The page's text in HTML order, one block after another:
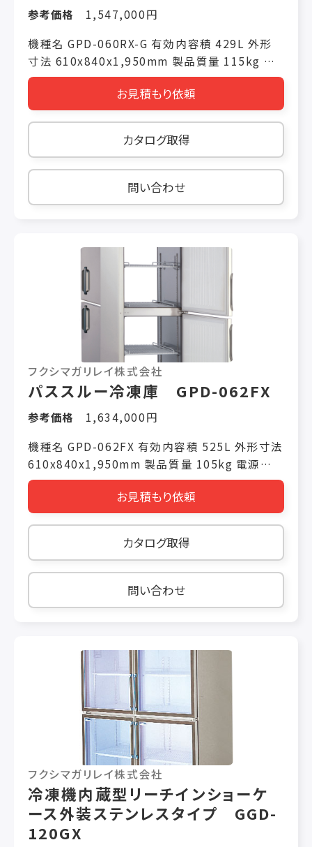
参考価格
1,547,000円
機種名 GPD-060RX-G 有効内容積 429L 外形
寸法 610x840x1,950mm 製品質量 115kg 電
源仕様 単相100V 冷却時消費電力(50/60Hz)
355W/365W 霜取り時消費電力(50/60Hz)
268W/268W 冷媒(冷蔵室/冷凍室) R1234yf
お見積もり依頼
カタログ取得
問い合わせ
フクシマガリレイ株式会社
パススルー冷凍庫 GPD-062FX
参考価格
1,634,000円
機種名 GPD-062FX 有効内容積 525L 外形寸法
610x840x1,950mm 製品質量 105kg 電源仕
様 単相100V 冷却時消費電力(50/60Hz)
275W/280W 霜取り時消費電力(50/60Hz)
303W/303W 冷媒(冷蔵室/冷凍室) R1234yf
お見積もり依頼
カタログ取得
問い合わせ
フクシマガリレイ株式会社
冷凍機内蔵型リーチインショーケ
ース外装ステンレスタイプ GGD-
120GX